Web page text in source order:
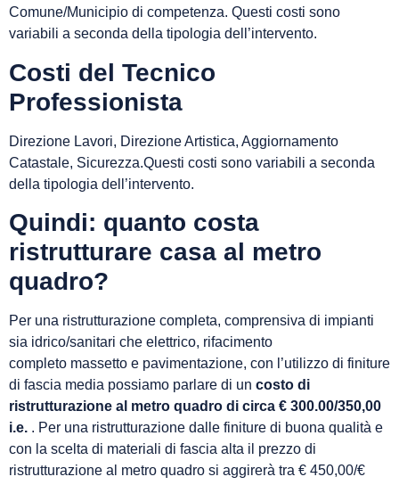
Comune/Municipio di competenza. Questi costi sono
variabili a seconda della tipologia dell’intervento.
Costi del Tecnico
Professionista
Direzione Lavori, Direzione Artistica, Aggiornamento
Catastale, Sicurezza.Questi costi sono variabili a seconda
della tipologia dell’intervento.
Quindi: quanto costa
ristrutturare casa al metro
quadro?
Per una ristrutturazione completa, comprensiva di impianti
sia idrico/sanitari che elettrico, rifacimento
completo massetto e pavimentazione, con l’utilizzo di finiture
di fascia media possiamo parlare di un costo di
ristrutturazione al metro quadro di circa € 300.00/350,00
i.e. . Per una ristrutturazione dalle finiture di buona qualità e
con la scelta di materiali di fascia alta il prezzo di
ristrutturazione al metro quadro si aggirerà tra € 450,00/€